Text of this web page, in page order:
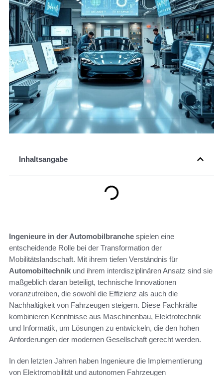
Inhaltsangabe
Ingenieure in der Automobilbranche spielen eine
entscheidende Rolle bei der Transformation der
Mobilitätslandschaft. Mit ihrem tiefen Verständnis für
Automobiltechnik und ihrem interdisziplinären Ansatz sind sie
maßgeblich daran beteiligt, technische Innovationen
voranzutreiben, die sowohl die Effizienz als auch die
Nachhaltigkeit von Fahrzeugen steigern. Diese Fachkräfte
kombinieren Kenntnisse aus Maschinenbau, Elektrotechnik
und Informatik, um Lösungen zu entwickeln, die den hohen
Anforderungen der modernen Gesellschaft gerecht werden.
In den letzten Jahren haben Ingenieure die Implementierung
von Elektromobilität und autonomen Fahrzeugen